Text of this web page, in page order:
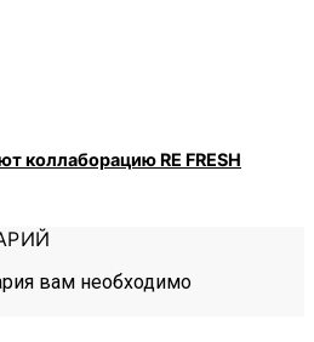
коллаборацию RE FRESH
вам необходимо